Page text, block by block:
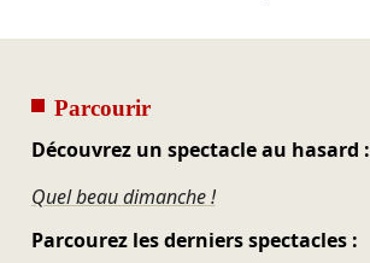
Parcourir
Découvrez un spectacle au hasard :
Quel beau dimanche !
Parcourez les derniers spectacles :